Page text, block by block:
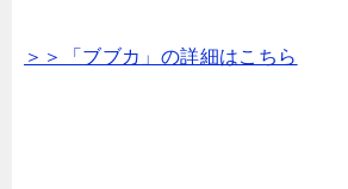
＞＞「ブブカ」の詳細はこちら